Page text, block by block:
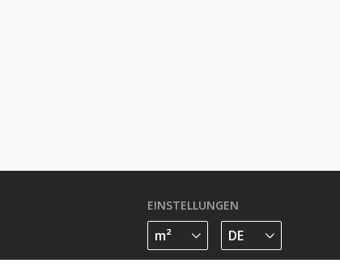
EINSTELLUNGEN